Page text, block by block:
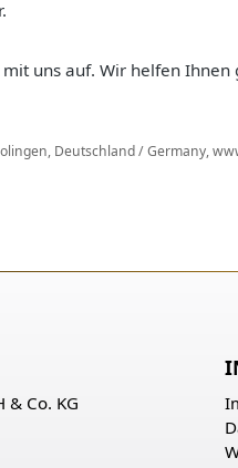
uns auf. Wir helfen Ihnen
Deutschland / Germany,
& Co. KG